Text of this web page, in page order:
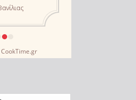
CookTime.gr